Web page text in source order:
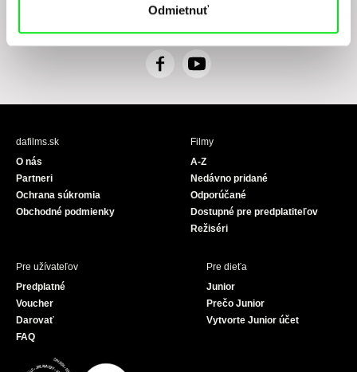
Odmietnuť
ním, pričom beriem na vedomie práva tu uvedené, najmä právo na námietky proti
F
c
Y
u
e
dafilms.sk
O nás
Partneri
Ochrana súkromia
Obchodné podmienky
Filmy
A-Z
Nedávno pridané
Odporúčané
Dostupné pre predplatiteľov
Režiséri
Pre užívateľov
Predplatné
Voucher
Darovať
FAQ
Pre dieťa
Junior
Prečo Junior
Vytvorte Junior účet